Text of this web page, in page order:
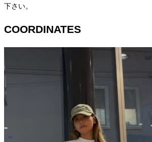
下さい。
COORDINATES